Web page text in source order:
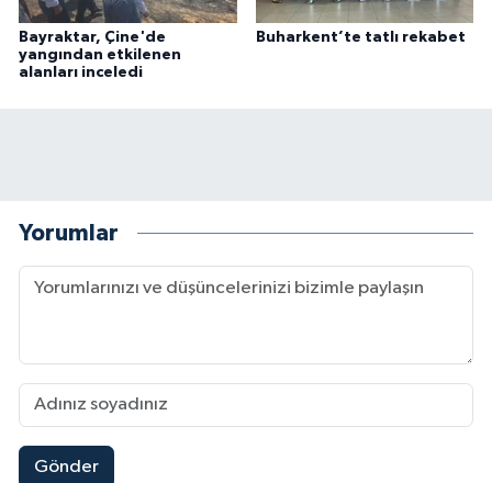
Bayraktar, Çine'de
yangından etkilenen
alanları inceledi
Buharkent’te tatlı rekabet
Yorumlar
Gönder